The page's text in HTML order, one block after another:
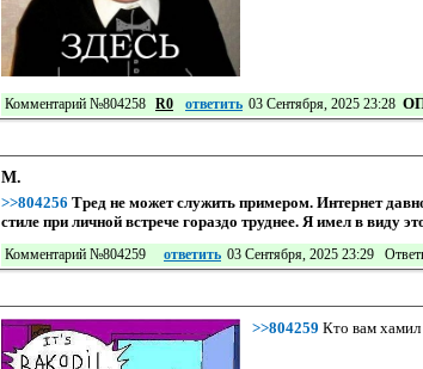
Комментарий №804258 R0 ответить 03 Сентября, 2025 23:28
М.
>>804256 Тред не может служить примером. Интернет
стиле при личной встрече гораздо труднее. Я имел в виду
Комментарий №804259 ответить 03 Сентября, 2025 23:29
>>804259 Кто вам